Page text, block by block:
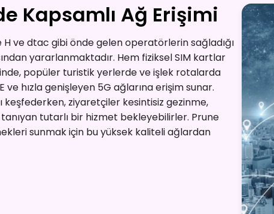
Kapsamlı Ağ Erişimi
ve dtac gibi önde gelen operatörlerin sağladığı
yararlanmaktadır. Hem fiziksel SIM kartlar
popüler turistik yerlerde ve işlek rotalarda
hızla genişleyen 5G ağlarına erişim sunar.
keşfederken, ziyaretçiler kesintisiz gezinme,
tutarlı bir hizmet bekleyebilirler. Prune
sunmak için bu yüksek kaliteli ağlardan